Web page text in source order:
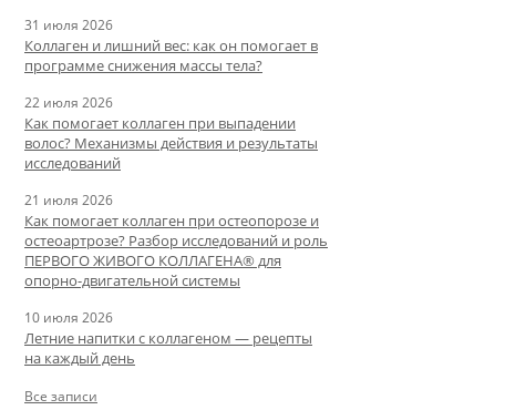
31 июля 2026
Коллаген и лишний вес: как он помогает в
программе снижения массы тела?
22 июля 2026
Как помогает коллаген при выпадении
волос? Механизмы действия и результаты
исследований
21 июля 2026
Как помогает коллаген при остеопорозе и
остеоартрозе? Разбор исследований и роль
ПЕРВОГО ЖИВОГО КОЛЛАГЕНА® для
опорно-двигательной системы
10 июля 2026
Летние напитки с коллагеном — рецепты
на каждый день
Все записи